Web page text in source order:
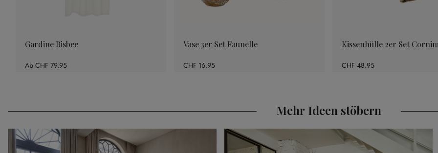
Gardine Bisbee
Ab CHF 79.95
Vase 3er Set Faunelle
CHF 16.95
Kissenhülle 2er Set
CHF 48.95
Mehr Ideen stöbern